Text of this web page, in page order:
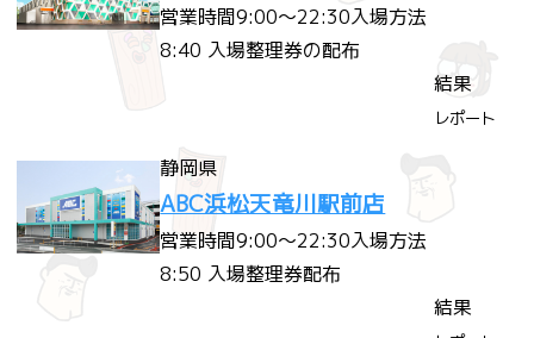
営業時間9:00～22:30入場方法
8:40 入場整理券の配布
結果
レポート
静岡県
ABC浜松天竜川駅前店
営業時間9:00～22:30入場方法
8:50 入場整理券配布
結果